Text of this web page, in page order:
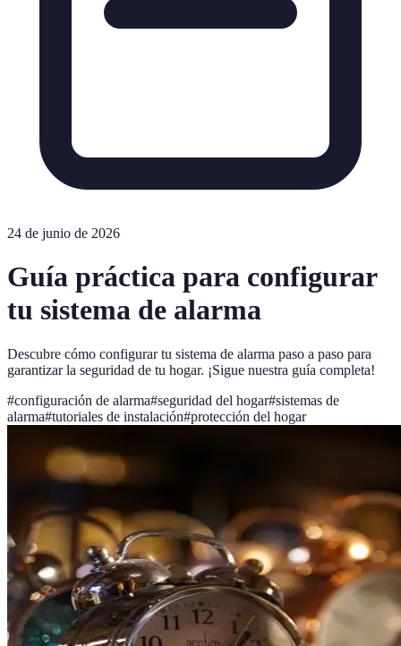
24 de junio de 2026
Guía práctica para configurar
tu sistema de alarma
Descubre cómo configurar tu sistema de alarma paso a paso para
garantizar la seguridad de tu hogar. ¡Sigue nuestra guía completa!
#configuración de alarma#seguridad del hogar#sistemas de
alarma#tutoriales de instalación#protección del hogar